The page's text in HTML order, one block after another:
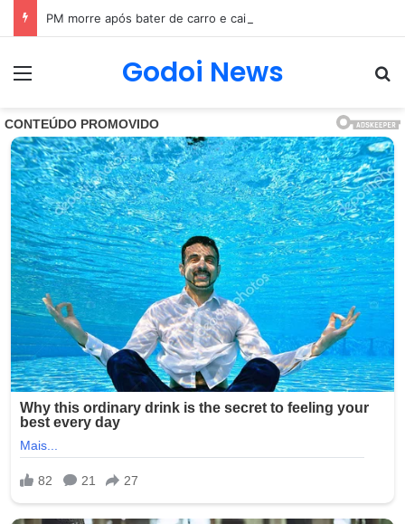
Menu Godoi News